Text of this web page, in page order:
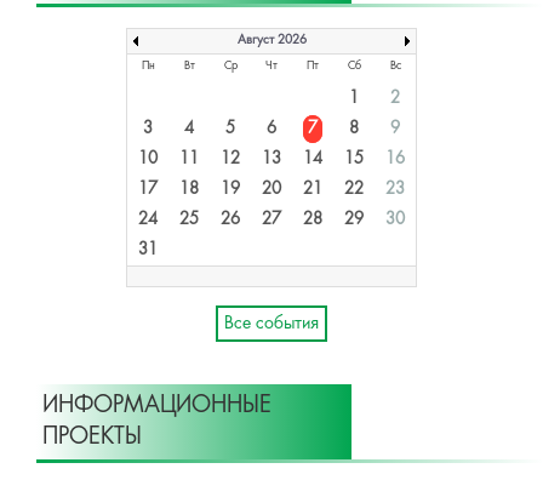
Август 2026
Пн Вт Ср Чт Пт Сб Вс
2
3
4 5 6 7 8
9
10
12 13 14 15
16
17
18 19 20 21 22
23
24
25 26 27 28 29
30
31
Все события
ИНФОРМАЦИОННЫЕ
ПРОЕКТЫ